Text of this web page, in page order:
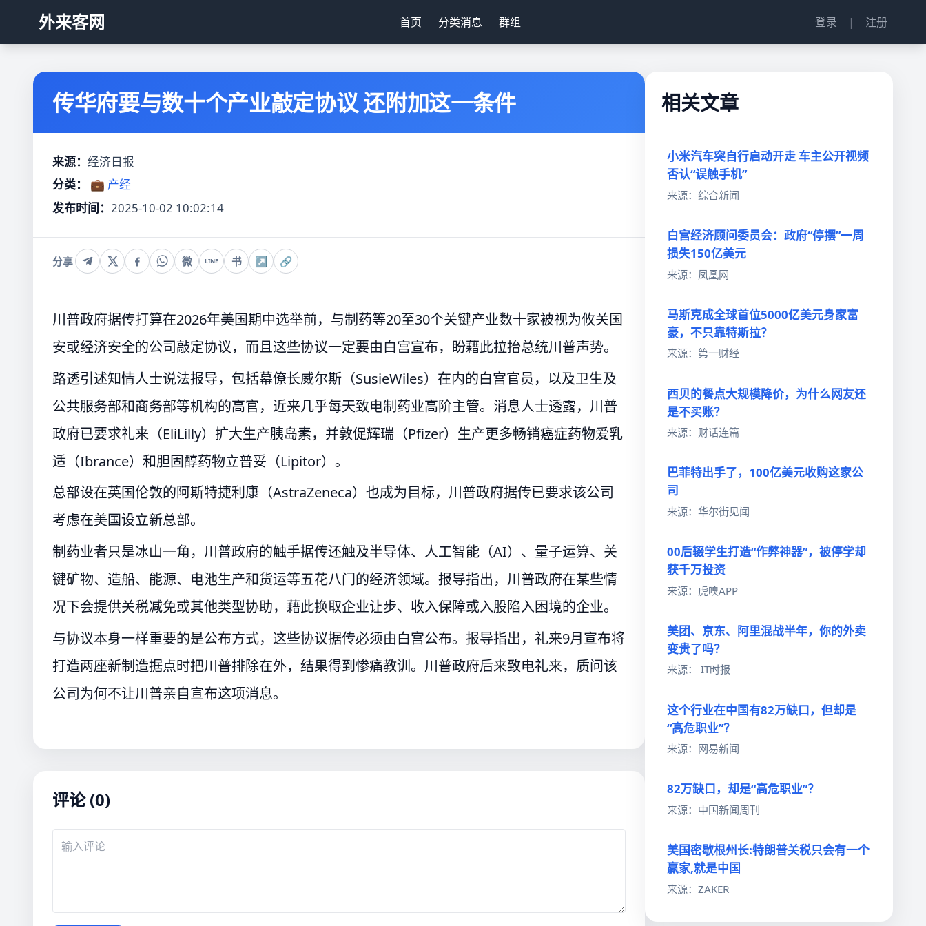
外来客网 首页 分类消息 群组 登录 | 注册
传华府要与数十个产业敲定协议 还附加这一条件
来源： 经济日报
分类：
💼 产经
发布时间： 2025-10-02 10:02:14
分享 微 LINE 书 ↗ 🔗
川普政府据传打算在2026年美国期中选举前，与制药等20至30个关键产业数十家被视为攸关国
安或经济安全的公司敲定协议，而且这些协议一定要由白宫宣布，盼藉此拉抬总统川普声势。
路透引述知情人士说法报导，包括幕僚长威尔斯（SusieWiles）在内的白宫官员，以及卫生及
公共服务部和商务部等机构的高官，近来几乎每天致电制药业高阶主管。消息人士透露，川普
政府已要求礼来（EliLilly）扩大生产胰岛素，并敦促辉瑞（Pfizer）生产更多畅销癌症药物爱乳
适（Ibrance）和胆固醇药物立普妥（Lipitor）。
总部设在英国伦敦的阿斯特捷利康（AstraZeneca）也成为目标，川普政府据传已要求该公司
考虑在美国设立新总部。
制药业者只是冰山一角，川普政府的触手据传还触及半导体、人工智能（AI）、量子运算、关
键矿物、造船、能源、电池生产和货运等五花八门的经济领域。报导指出，川普政府在某些情
况下会提供关税减免或其他类型协助，藉此换取企业让步、收入保障或入股陷入困境的企业。
与协议本身一样重要的是公布方式，这些协议据传必须由白宫公布。报导指出，礼来9月宣布将
打造两座新制造据点时把川普排除在外，结果得到惨痛教训。川普政府后来致电礼来，质问该
公司为何不让川普亲自宣布这项消息。
评论 (0)
相关文章
小米汽车突自行启动开走 车主公开视频
否认“误触手机”
来源：综合新闻
白宫经济顾问委员会：政府“停摆”一周
损失150亿美元
来源：凤凰网
马斯克成全球首位5000亿美元身家富
豪，不只靠特斯拉？
来源：第一财经
西贝的餐点大规模降价，为什么网友还
是不买账？
来源：财话连篇
巴菲特出手了，100亿美元收购这家公
司
来源：华尔街见闻
00后辍学生打造“作弊神器”，被停学却
获千万投资
来源：虎嗅APP
美团、京东、阿里混战半年，你的外卖
变贵了吗？
来源： IT时报
这个行业在中国有82万缺口，但却是
“高危职业”？
来源：网易新闻
82万缺口，却是“高危职业”？
来源：中国新闻周刊
美国密歇根州长:特朗普关税只会有一个
赢家,就是中国
来源：ZAKER